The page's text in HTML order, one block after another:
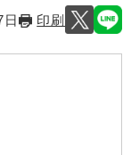
日 印刷